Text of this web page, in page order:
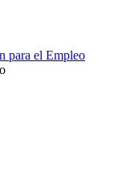
para el Empleo